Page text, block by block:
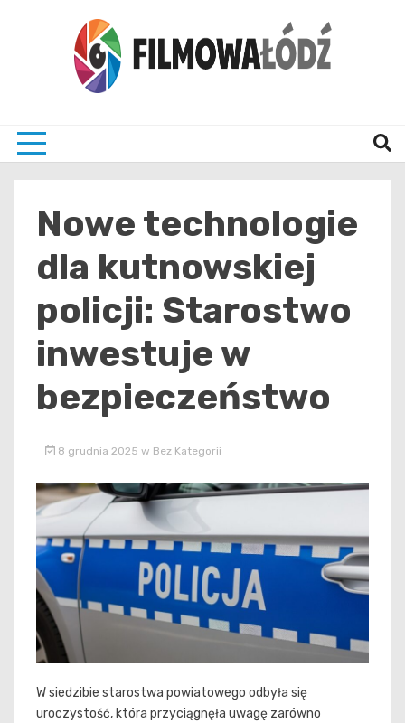
Nowe technologie
dla kutnowskiej
policji: Starostwo
inwestuje w
bezpieczeństwo
8 grudnia 2025 w Bez Kategorii
W siedzibie starostwa powiatowego odbyła się
uroczystość, która przyciągnęła uwagę zarówno